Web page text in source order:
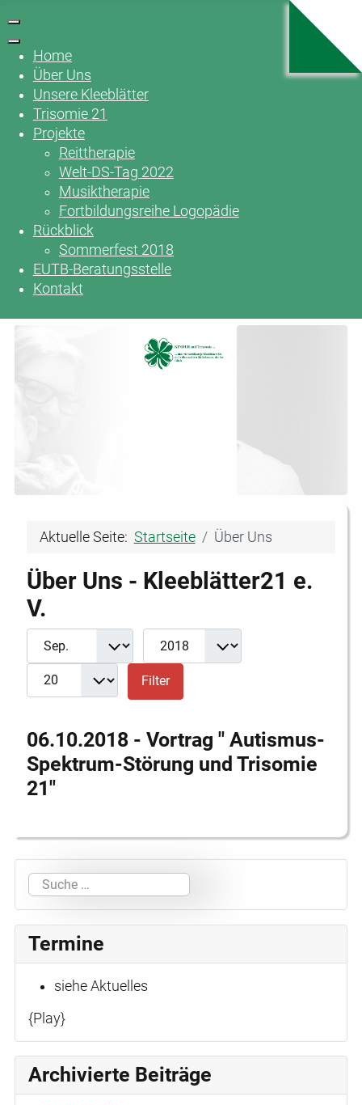
Home
Über Uns
Unsere Kleeblätter
Trisomie 21
Projekte
Reittherapie
Welt-DS-Tag 2022
Musiktherapie
Fortbildungsreihe Logopädie
Rückblick
Sommerfest 2018
EUTB-Beratungsstelle
Kontakt
Aktuelle Seite: Startseite Über Uns
Über Uns - Kleeblätter21 e.
V.
Filter
Monat Jahr
Filter
06.10.2018 - Vortrag " Autismus-
Spektrum-Störung und Trisomie
21"
Suchen
Termine
siehe Aktuelles
{Play}
Archivierte Beiträge